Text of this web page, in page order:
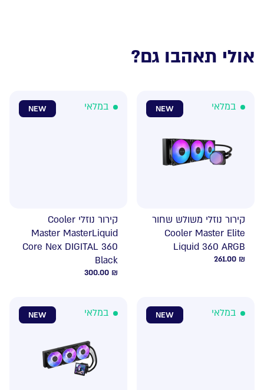
אולי תאהבו גם?
NEW במלאי
קירור נוזלי משולש שחור
Cooler Master Elite
Liquid 360 ARGB
261.00 ₪
NEW במלאי
קירור נוזלי Cooler
Master MasterLiquid
Core Nex DIGITAL 360
Black
300.00 ₪
NEW במלאי NEW במלאי